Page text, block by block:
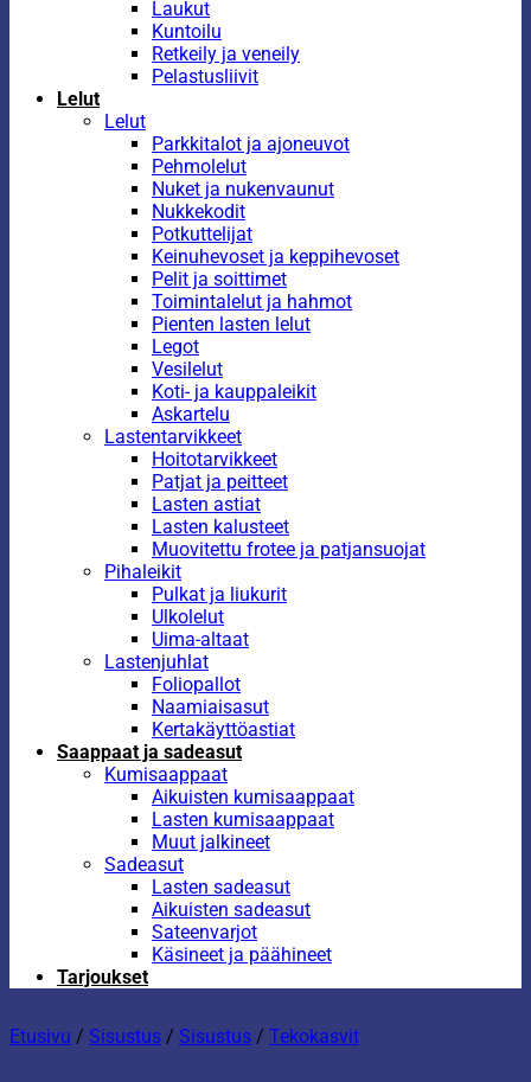
Laukut
Kuntoilu
Retkeily ja veneily
Pelastusliivit
Lelut
Lelut
Parkkitalot ja ajoneuvot
Pehmolelut
Nuket ja nukenvaunut
Nukkekodit
Potkuttelijat
Keinuhevoset ja keppihevoset
Pelit ja soittimet
Toimintalelut ja hahmot
Pienten lasten lelut
Legot
Vesilelut
Koti- ja kauppaleikit
Askartelu
Lastentarvikkeet
Hoitotarvikkeet
Patjat ja peitteet
Lasten astiat
Lasten kalusteet
Muovitettu frotee ja patjansuojat
Pihaleikit
Pulkat ja liukurit
Ulkolelut
Uima-altaat
Lastenjuhlat
Foliopallot
Naamiaisasut
Kertakäyttöastiat
Saappaat ja sadeasut
Kumisaappaat
Aikuisten kumisaappaat
Lasten kumisaappaat
Muut jalkineet
Sadeasut
Lasten sadeasut
Aikuisten sadeasut
Sateenvarjot
Käsineet ja päähineet
Tarjoukset
Etusivu / Sisustus / Sisustus / Tekokasvit